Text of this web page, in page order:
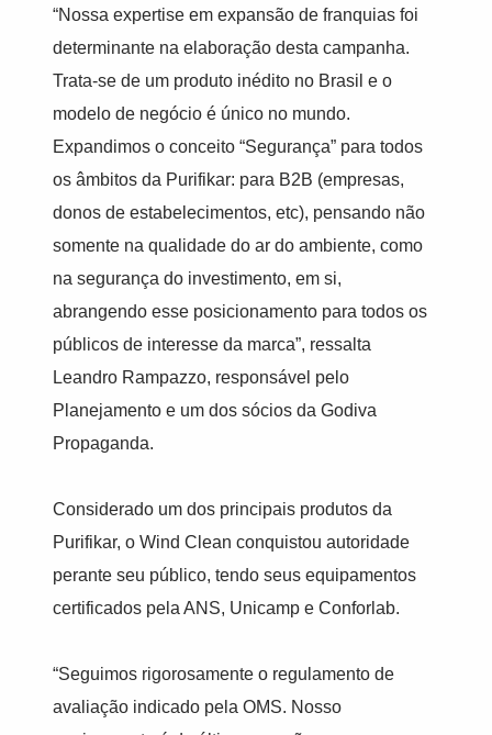
“Nossa expertise em expansão de franquias foi
determinante na elaboração desta campanha.
Trata-se de um produto inédito no Brasil e o
modelo de negócio é único no mundo.
Expandimos o conceito “Segurança” para todos
os âmbitos da Purifikar: para B2B (empresas,
donos de estabelecimentos, etc), pensando não
somente na qualidade do ar do ambiente, como
na segurança do investimento, em si,
abrangendo esse posicionamento para todos os
públicos de interesse da marca”, ressalta
Leandro Rampazzo, responsável pelo
Planejamento e um dos sócios da Godiva
Propaganda.
Considerado um dos principais produtos da
Purifikar, o Wind Clean conquistou autoridade
perante seu público, tendo seus equipamentos
certificados pela ANS, Unicamp e Conforlab.
“Seguimos rigorosamente o regulamento de
avaliação indicado pela OMS. Nosso